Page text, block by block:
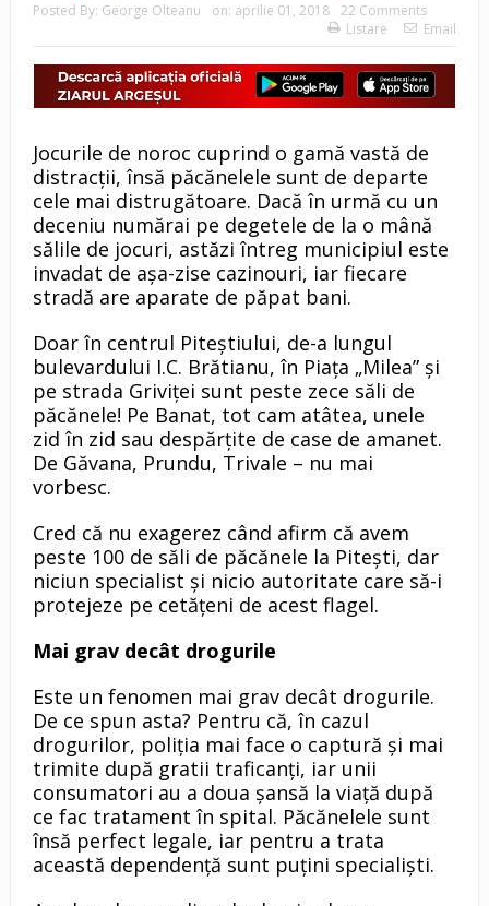
Posted By: George Olteanu on: aprilie 01, 2018 22 Comments
Listare
Email
Jocurile de noroc cuprind o gamă vastă de
distracţii, însă păcănelele sunt de departe
cele mai distrugătoare. Dacă în urmă cu un
deceniu numărai pe degetele de la o mână
sălile de jocuri, astăzi întreg municipiul este
invadat de aşa-zise cazinouri, iar fiecare
stradă are aparate de păpat bani.
Doar în centrul Piteştiului, de-a lungul
bulevardului I.C. Brătianu, în Piaţa „Milea” şi
pe strada Griviţei sunt peste zece săli de
păcănele! Pe Banat, tot cam atâtea, unele
zid în zid sau despărţite de case de amanet.
De Găvana, Prundu, Trivale – nu mai
vorbesc.
Cred că nu exagerez când afirm că avem
peste 100 de săli de păcănele la Piteşti, dar
niciun specialist şi nicio autoritate care să-i
protejeze pe cetăţeni de acest flagel.
Mai grav decât drogurile
Este un fenomen mai grav decât drogurile.
De ce spun asta? Pentru că, în cazul
drogurilor, poliţia mai face o captură şi mai
trimite după gratii traficanţi, iar unii
consumatori au a doua şansă la viaţă după
ce fac tratament în spital. Păcănelele sunt
însă perfect legale, iar pentru a trata
această dependenţă sunt puţini specialişti.